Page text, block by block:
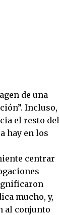
de una
Incluso,
el resto del
hay en los
centrar
mucho, y,
al conjunto